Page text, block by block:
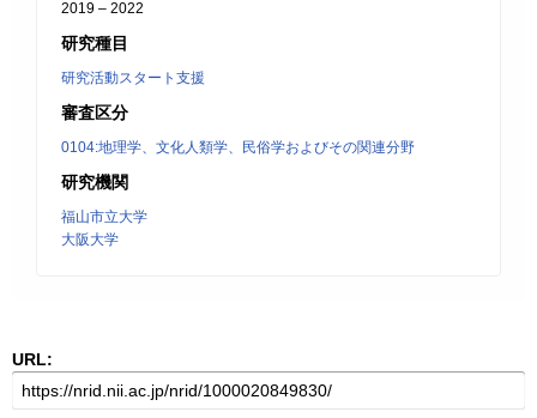
2019 – 2022
研究種目
研究活動スタート支援
審査区分
0104:地理学、文化人類学、民俗学およびその関連分野
研究機関
福山市立大学
大阪大学
URL: